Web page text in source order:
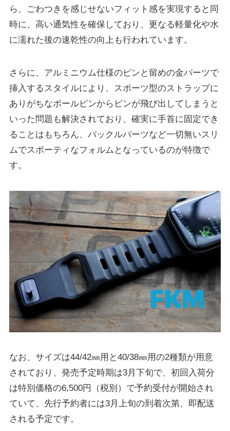
ら、ごわつきを感じせないフィット感を実現すると同
時に、高い通気性を確保しており、更なる軽量化や水
に濡れた後の速乾性の向上も行われています。
さらに、アルミニウム仕様のピンと留めの金パーツで
挿入するスタイルにより、スポーツ型のストラップに
ありがちなボールピンからピンが飛び出してしまうと
いった問題も解決されており、確実に手首に固定でき
ることはもちろん、バックルパーツなど一切無いスリ
ムでスポーティなフォルムとなっているのが特徴で
す。
なお、サイズは44/42㎜用と40/38㎜用の2種類が用意
されており、発売予定時期は3月下旬で、初回入荷分
は特別価格の6,500円（税別）で予約受付が開始され
ていて、先行予約者には3月上旬の到着次第、即配送
される予定です。